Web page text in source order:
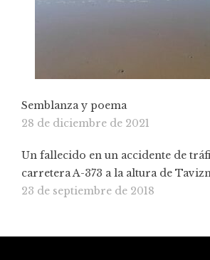
Semblanza y poema
28 de diciembre de 2021
Un fallecido en un accidente de
carretera A-373 a la altura de
23 de septiembre de 2018